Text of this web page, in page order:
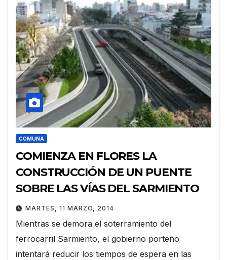
COMUNA
COMIENZA EN FLORES LA
CONSTRUCCIÓN DE UN PUENTE
SOBRE LAS VÍAS DEL SARMIENTO
MARTES, 11 MARZO, 2014
Mientras se demora el soterramiento del
ferrocarril Sarmiento, el gobierno porteño
intentará reducir los tiempos de espera en las